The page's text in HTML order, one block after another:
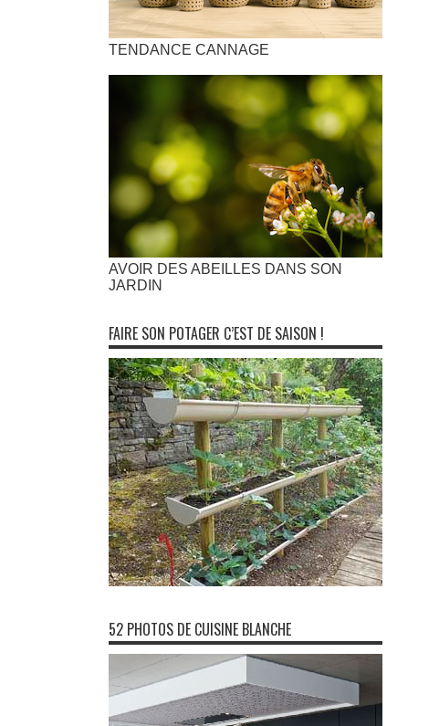
TENDANCE CANNAGE
AVOIR DES ABEILLES DANS SON
JARDIN
FAIRE SON POTAGER C’EST DE SAISON !
52 PHOTOS DE CUISINE BLANCHE